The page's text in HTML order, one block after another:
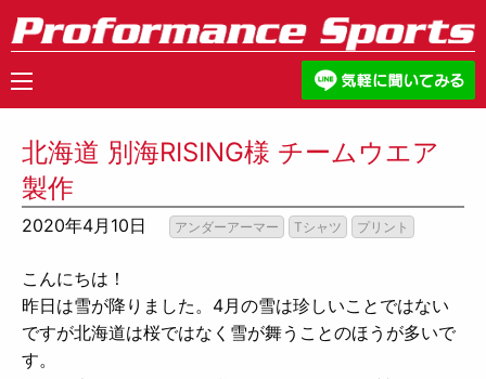
北海道 別海RISING様 チームウエア
製作
2020年4月10日 アンダーアーマー Tシャツ プリント
こんにちは！
昨日は雪が降りました。4月の雪は珍しいことではない
ですが北海道は桜ではなく雪が舞うことのほうが多いで
す。